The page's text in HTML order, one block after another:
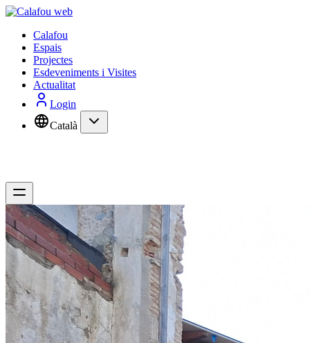
Calafou
Espais
Projectes
Esdeveniments i Visites
Actualitat
Login
Català